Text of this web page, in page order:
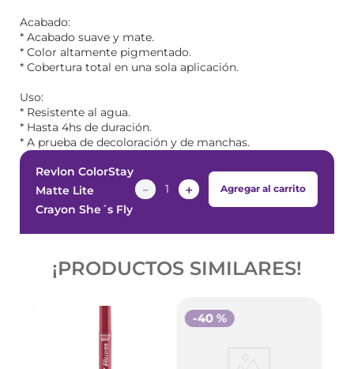
Acabado:
* Acabado suave y mate.
* Color altamente pigmentado.
* Cobertura total en una sola aplicación.
Uso:
* Resistente al agua.
* Hasta 4hs de duración.
* A prueba de decoloración y de manchas.
Revlon ColorStay
Matte Lite
Crayon She´s Fly
＋
－ Agregar al carrito
¡PRODUCTOS SIMILARES!
-40 %